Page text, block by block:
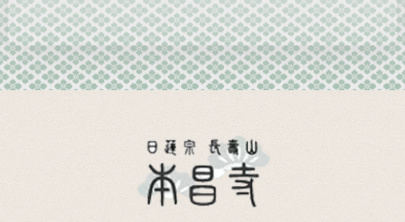
2024-09